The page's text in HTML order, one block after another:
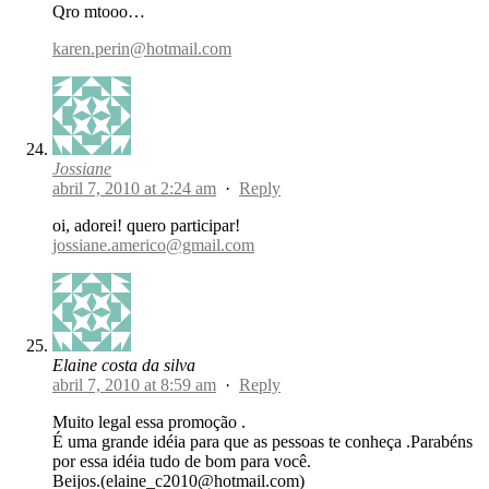
Qro mtooo…
karen.perin@hotmail.com
Jossiane
abril 7, 2010 at 2:24 am · Reply
oi, adorei! quero participar!
jossiane.americo@gmail.com
Elaine costa da silva
abril 7, 2010 at 8:59 am · Reply
Muito legal essa promoção .
É uma grande idéia para que as pessoas te conheça .Parabéns
por essa idéia tudo de bom para você.
Beijos.(elaine_c2010@hotmail.com)